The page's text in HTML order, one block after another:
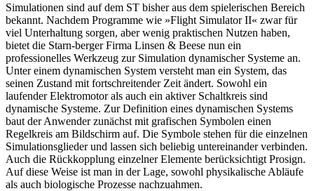
Simulationen sind auf dem ST bisher aus dem spielerischen Bereich
bekannt. Nachdem Programme wie »Flight Simulator II« zwar für
viel Unterhaltung sorgen, aber wenig praktischen Nutzen haben,
bietet die Starn-berger Firma Linsen & Beese nun ein
professionelles Werkzeug zur Simulation dynamischer Systeme an.
Unter einem dynamischen System versteht man ein System, das
seinen Zustand mit fortschreitender Zeit ändert. Sowohl ein
laufender Elektromotor als auch ein aktiver Schaltkreis sind
dynamische Systeme. Zur Definition eines dynamischen Systems
baut der Anwender zunächst mit grafischen Symbolen einen
Regelkreis am Bildschirm auf. Die Symbole stehen für die einzelnen
Simulationsglieder und lassen sich beliebig untereinander verbinden.
Auch die Rückkopplung einzelner Elemente berücksichtigt Prosign.
Auf diese Weise ist man in der Lage, sowohl physikalische Abläufe
als auch biologische Prozesse nachzuahmen.